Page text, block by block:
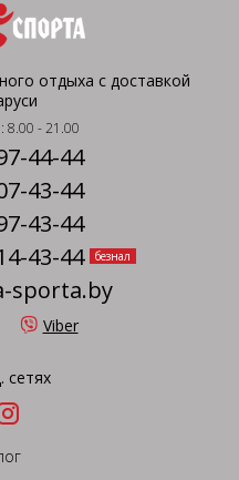
отдыха с доставкой
8.00 - 21.00
44-44
43-44
43-44
43-44
безнал
sporta.by
Viber
сетях